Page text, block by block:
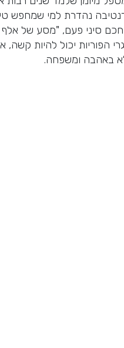
נהדרת למי שמחפש
סיני פעם, "מסע של
יכול להיות קשה,
באהבה ומשפחה.